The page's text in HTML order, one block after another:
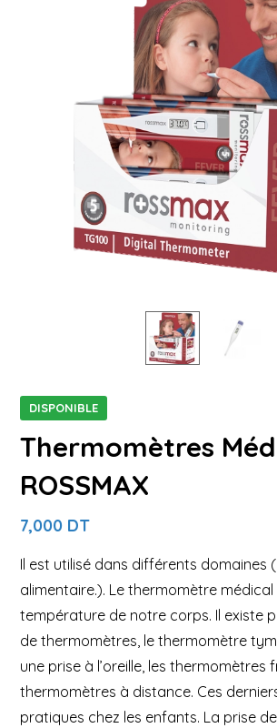
DISPONIBLE
Thermomètres
ROSSMAX
7,000 DT
Il est utilisé dans différents domaines
alimentaire.). Le thermomètre médical
température de notre corps. Il existe
de thermomètres, le thermomètre
une prise à l’oreille, les thermomètres
thermomètres à distance. Ces
pratiques chez les enfants. La prise